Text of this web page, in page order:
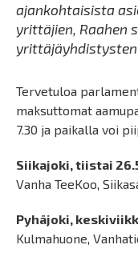
ajankohtaisista
yrittäjien, Raahen
yrittäjäyhdistysten
Tervetuloa
maksuttomat
7.30 ja paikalla voi
Siikajoki, tiistai
Vanha TeeKoo,
Pyhäjoki,
Kulmahuone,